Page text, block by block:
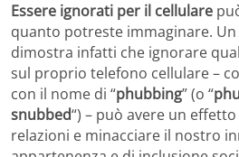
Essere ignorati per il cellulare
quanto potreste immaginare.
dimostra infatti che ignorare
sul proprio telefono cellulare –
con il nome di “phubbing” (o “
snubbed“) – può avere un
relazioni e minacciare il nostro